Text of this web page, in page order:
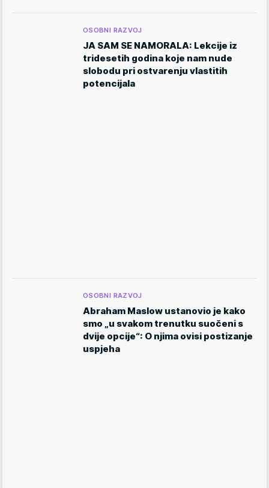
OSOBNI RAZVOJ
JA SAM SE NAMORALA: Lekcije iz
tridesetih godina koje nam nude
slobodu pri ostvarenju vlastitih
potencijala
OSOBNI RAZVOJ
Abraham Maslow ustanovio je kako
smo „u svakom trenutku suočeni s
dvije opcije“: O njima ovisi postizanje
uspjeha